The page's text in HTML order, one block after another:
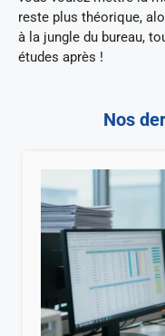
reste plus théorique,
à la jungle du bureau,
études après !
Nos